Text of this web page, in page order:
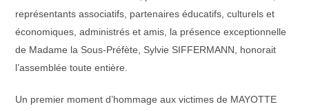
représentants associatifs, partenaires éducatifs, culturels et
économiques, administrés et amis, la présence exceptionnelle
de Madame la Sous-Préfète, Sylvie SIFFERMANN, honorait
l’assemblée toute entière.
Un premier moment d’hommage aux victimes de MAYOTTE